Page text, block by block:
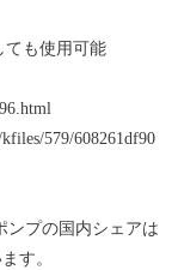
ても使用可能
579/608261df90
ンプの国内シェアは
す。